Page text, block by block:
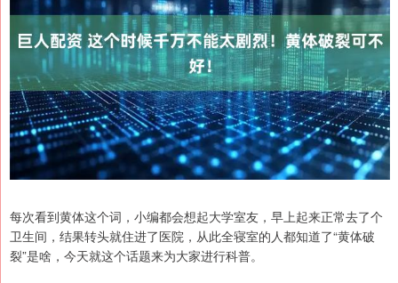
每次看到黄体这个词，小编都会想起大学室友，早上起来正常去了个
卫生间，结果转头就住进了医院，从此全寝室的人都知道了“黄体破
裂”是啥，今天就这个话题来为大家进行科普。